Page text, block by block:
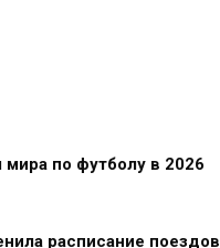
мира по футболу в 2026
расписание поездов